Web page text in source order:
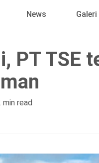
News Galeri
PT TSE
min read